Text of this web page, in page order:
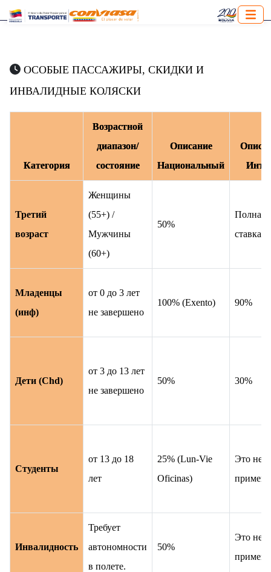
ОСОБЫЕ ПАССАЖИРЫ, СКИДКИ И
ИНВАЛИДНЫЕ КОЛЯСКИ
Категория
Возрастной
диапазон/
состояние
Описание
Национальный
Третий
возраст
Женщины
(55+) /
Мужчины
(60+)
50%
Полная
ставка
Младенцы
(инф)
от 0 до 3 лет
не завершено
100% (Exento) 90%
Дети (Chd)
от 3 до 13 лет
не завершено
50% 30%
Студенты
от 13 до 18
лет
25% (Lun-Vie
Oficinas)
Это не
Инвалидность
Требует
автономности
в полете.
50%
Это не